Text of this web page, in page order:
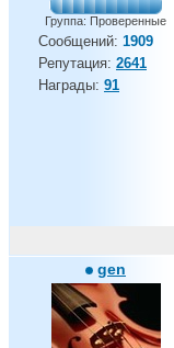
Группа: Проверенные
Сообщений: 1909
Репутация: 2641
Награды: 91
gen